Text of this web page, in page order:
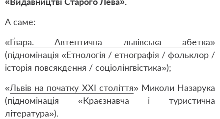
А саме:
«Ґвара. Автентична львівська абетка»
(підномінація «Етнологія / етнографія / фольклор /
історія повсякдення / соціолінгвістика»);
«Львів на початку ХХІ століття» Миколи Назарука
(підномінація «Краєзнавча і туристична
література»).